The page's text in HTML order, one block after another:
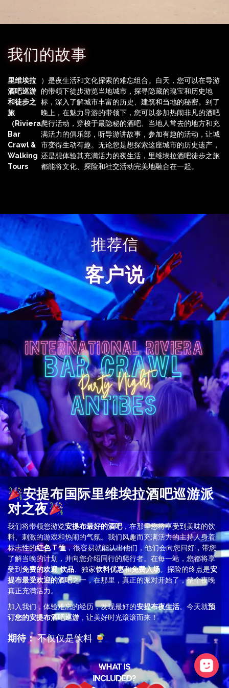
我们的故事
里维埃拉
酒吧巡游
和徒步之
旅
（Riviera
Bar
Crawl &
Walking
Tours
）是夜生活和文化探索的难忘组合。白天，您可以在导游
的带领下徒步游览当地城市，探寻隐藏的瑰宝和历史地
标，深入了解城市丰富的历史、建筑和当地的秘密。到了
晚上，在魅力导游的带领下，您可以参加热闹非凡的酒吧
爬行活动，穿梭于最隐秘的酒吧、当地人常去的地方和充
满活力的俱乐部，听导游讲故事，参加有趣的活动，让城
市变得生动有趣。无论您是想探索这座城市的历史遗产，
还是想体验其充满活力的夜生活，里维埃拉酒吧徒步之旅
都能将文化、探险和社交活动完美地融合在一起。
推荐信
客户说
安提布国际里维埃拉酒吧巡游派
对之夜
我们将带领您游览安提布最好的酒吧，在那里您将享受到美味的饮
料、刺激的游戏和热闹的气氛。我们风趣而充满活力的主持人身着
标志性的红色 T 恤，很容易就能认出他们，他们会向您问好，带您
了解当晚的计划，并向您介绍同行的爬行者。在每一站，您都将享
受到免费的欢迎 饮品 、独家饮料优惠和免费入场。探险的终点是安
提布最受欢迎的酒吧之一，在那里，真正的派对开始了，整个夜晚
真正充满活力。
加入我们，体验难忘的经历，发现最好的安提布夜生活。今天就预
订您的安提布酒吧巡游 ，让美好时光滚滚而来！
期待：不仅仅是饮料